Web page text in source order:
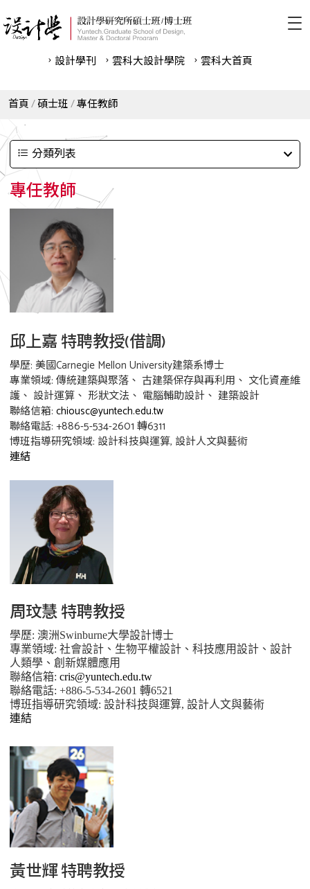
設計學刊 雲科⼤設計學院 雲科⼤首頁
首頁 碩士班 專任教師
分類列表
專任教師
邱上嘉 特聘教授(借調)
學歷: 美國Carnegie Mellon University建築系博士
專業領域: 傳統建築與聚落、 古建築保存與再利用、 文化資產維
護、 設計運算、 形狀文法、 電腦輔助設計、 建築設計
聯絡信箱: chiousc@yuntech.edu.tw
聯絡電話: +886-5-534-2601 轉6311
博班指導研究領域: 設計科技與運算, 設計人文與藝術
連結
周玟慧 特聘教授
學歷: 澳洲Swinburne大學設計博士
專業領域: 社會設計、生物平權設計、科技應用設計、設計
人類學、創新媒體應用
聯絡信箱: cris@yuntech.edu.tw
聯絡電話: +886-5-534-2601 轉6521
博班指導研究領域: 設計科技與運算, 設計人文與藝術
連結
黃世輝 特聘教授